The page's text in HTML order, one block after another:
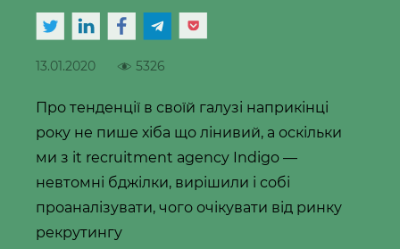
13.01.2020 5326
Про тенденції в своїй галузі наприкінці
року не пише хіба що лінивий, а оскільки
ми з it recruitment agency Indigo —
невтомні бджілки, вирішили і собі
проаналізувати, чого очікувати від ринку
рекрутингу